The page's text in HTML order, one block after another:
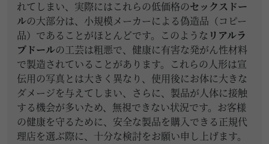
れてしまい、実際にはこれらの低価格のセックスドー
ルの大部分は、小規模メーカーによる偽造品（コピー
品）であることがほとんどです。このような リアルラ
ブドールの工芸は粗悪で、健康に有害な発がん性材料
で製造されていることがあります。これらの人形は宣
伝用の写真とは大きく異なり、使用後にお体に大きな
ダメージを与えてしまい、さらに、製品が人体に接触
する機会が多いため、無視できない状況です。お客様
の健康を守るために、安全な製品を購入できる正規代
理店を選ぶ際に、十分な検討をお願い申し上げます。